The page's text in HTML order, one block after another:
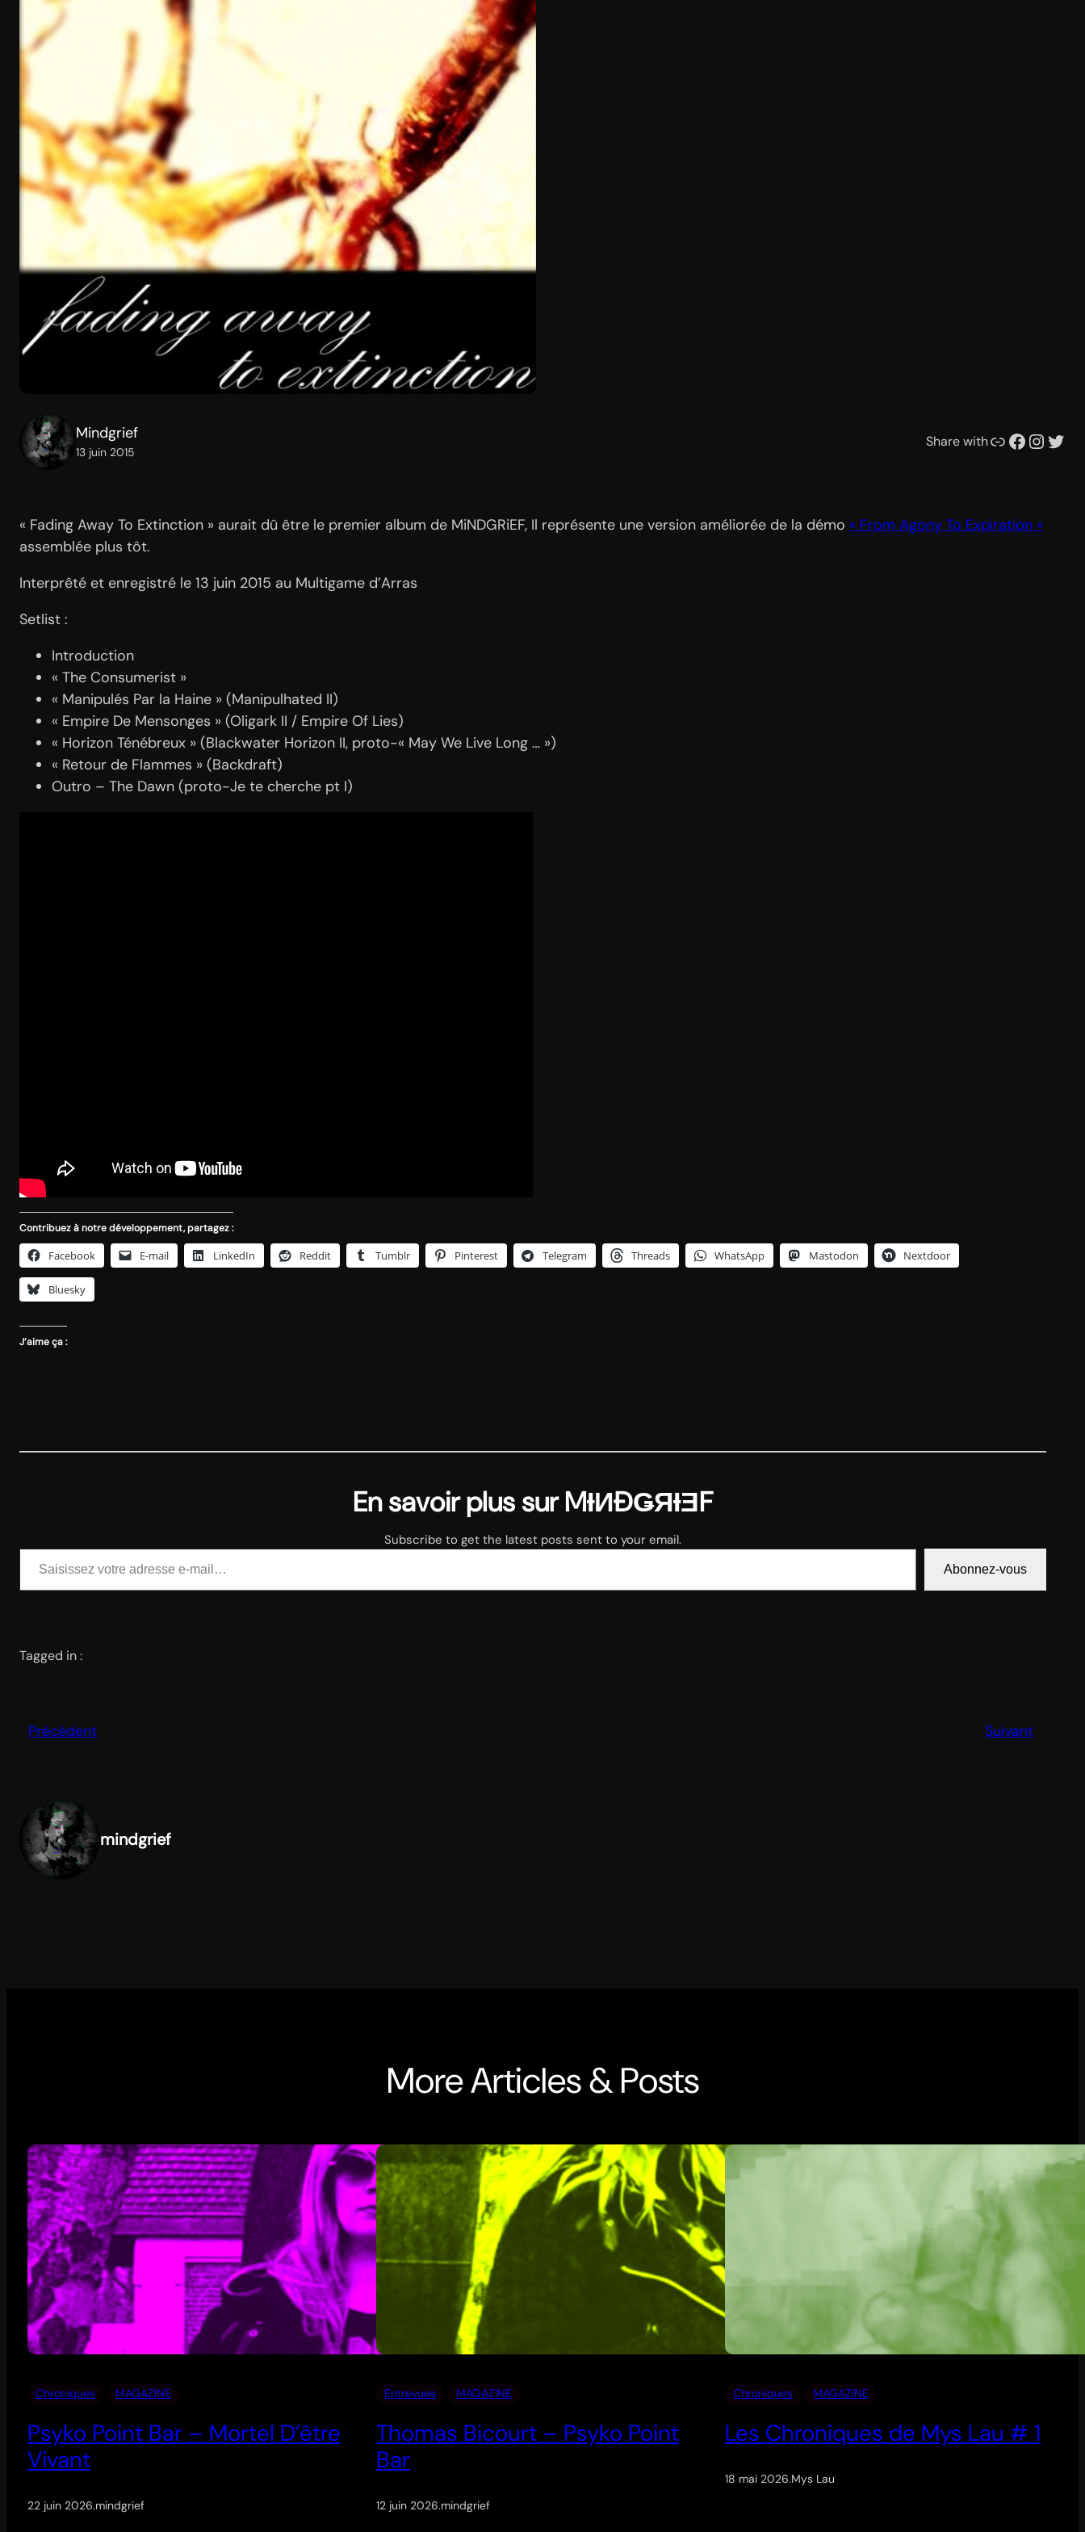
Mindgrief
13 juin 2015
Share withLien Facebook Instagram Twitter
« Fading Away To Extinction » aurait dû être le premier album de MiNDGRiEF, Il représente une version améliorée de la démo « From Agony To Expiration »
assemblée plus tôt.
Interprêté et enregistré le 13 juin 2015 au Multigame d’Arras
Setlist :
Introduction
« The Consumerist »
« Manipulés Par la Haine » (Manipulhated II)
« Empire De Mensonges » (Oligark II / Empire Of Lies)
« Horizon Ténébreux » (Blackwater Horizon II, proto-« May We Live Long … »)
« Retour de Flammes » (Backdraft)
Outro – The Dawn (proto-Je te cherche pt I)
Contribuez à notre développement, partagez :
Facebook E-mail LinkedIn Reddit Tumblr Pinterest Telegram Threads WhatsApp Mastodon Nextdoor
Bluesky
J’aime ça :
En savoir plus sur MƗИĐǤЯƗƎF
Subscribe to get the latest posts sent to your email.
Saisissez votre adresse e-mail…
Abonnez-vous
Tagged in :
Précédent Suivant
mindgrief
More Articles & Posts
Chroniques MAGAZINE
Psyko Point Bar – Mortel D’être
Vivant
22 juin 2026.mindgrief
Entrevues MAGAZINE
Thomas Bicourt – Psyko Point
Bar
12 juin 2026.mindgrief
Chroniques MAGAZINE
Les Chroniques de Mys Lau # 1
18 mai 2026.Mys Lau